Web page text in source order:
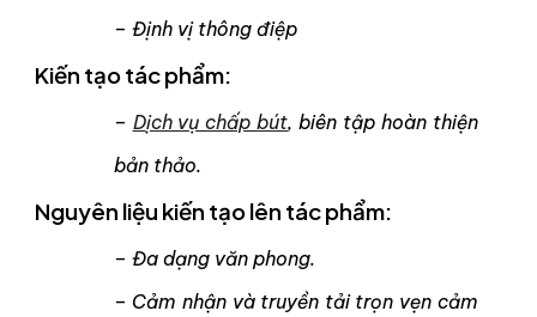
– Định vị thông điệp
Kiến tạo tác phẩm:
– Dịch vụ chấp bút, biên tập hoàn thiện
bản thảo.
Nguyên liệu kiến tạo lên tác phẩm:
– Đa dạng văn phong.
– Cảm nhận và truyền tải trọn vẹn cảm